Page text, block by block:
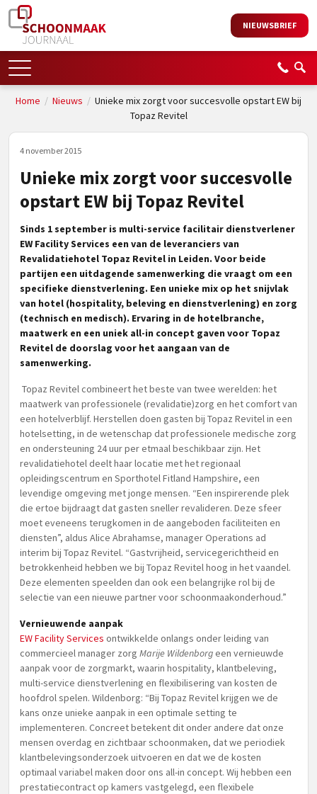
NIEUWSBRIEF
Home / Nieuws / Unieke mix zorgt voor succesvolle opstart EW bij
Topaz Revitel
4 november 2015
Unieke mix zorgt voor succesvolle
opstart EW bij Topaz Revitel
Sinds 1 september is multi-service facilitair dienstverlener
EW Facility Services een van de leveranciers van
Revalidatiehotel Topaz Revitel in Leiden. Voor beide
partijen een uitdagende samenwerking die vraagt om een
specifieke dienstverlening. Een unieke mix op het snijvlak
van hotel (hospitality, beleving en dienstverlening) en zorg
(technisch en medisch). Ervaring in de hotelbranche,
maatwerk en een uniek all-in concept gaven voor Topaz
Revitel de doorslag voor het aangaan van de
samenwerking.
Topaz Revitel combineert het beste van twee werelden: het
maatwerk van professionele (revalidatie)zorg en het comfort van
een hotelverblijf. Herstellen doen gasten bij Topaz Revitel in een
hotelsetting, in de wetenschap dat professionele medische zorg
en ondersteuning 24 uur per etmaal beschikbaar zijn. Het
revalidatiehotel deelt haar locatie met het regionaal
opleidingscentrum en Sporthotel Fitland Hampshire, een
levendige omgeving met jonge mensen. “Een inspirerende plek
die ertoe bijdraagt dat gasten sneller revalideren. Deze sfeer
moet eveneens terugkomen in de aangeboden faciliteiten en
diensten”, aldus Alice Abrahamse, manager Operations ad
interim bij Topaz Revitel. “Gastvrijheid, servicegerichtheid en
betrokkenheid hebben we bij Topaz Revitel hoog in het vaandel.
Deze elementen speelden dan ook een belangrijke rol bij de
selectie van een nieuwe partner voor schoonmaakonderhoud.”
Vernieuwende aanpak
EW Facility Services ontwikkelde onlangs onder leiding van
commercieel manager zorg Marije Wildenborgeen vernieuwde
aanpak voor de zorgmarkt, waarin hospitality, klantbeleving,
multi-service dienstverlening en flexibilisering van kosten de
hoofdrol spelen. Wildenborg: “Bij Topaz Revitel krijgen we de
kans onze unieke aanpak in een optimale setting te
implementeren. Concreet betekent dit onder andere dat onze
mensen overdag en zichtbaar schoonmaken, dat we periodiek
klantbelevingsonderzoek uitvoeren en dat we de kosten
optimaal variabel maken door ons all-in concept. Wij hebben een
prestatiecontract op kamers vastgelegd, een flexibele